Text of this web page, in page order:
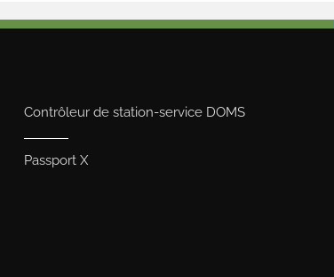
Contrôleur de station-service DOMS
Passport X